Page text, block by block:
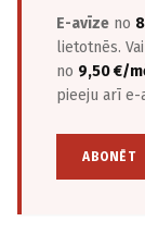
E-avīze no
lietotnēs.
no 9,50 €/
pieeju arī e-
ABONĒT